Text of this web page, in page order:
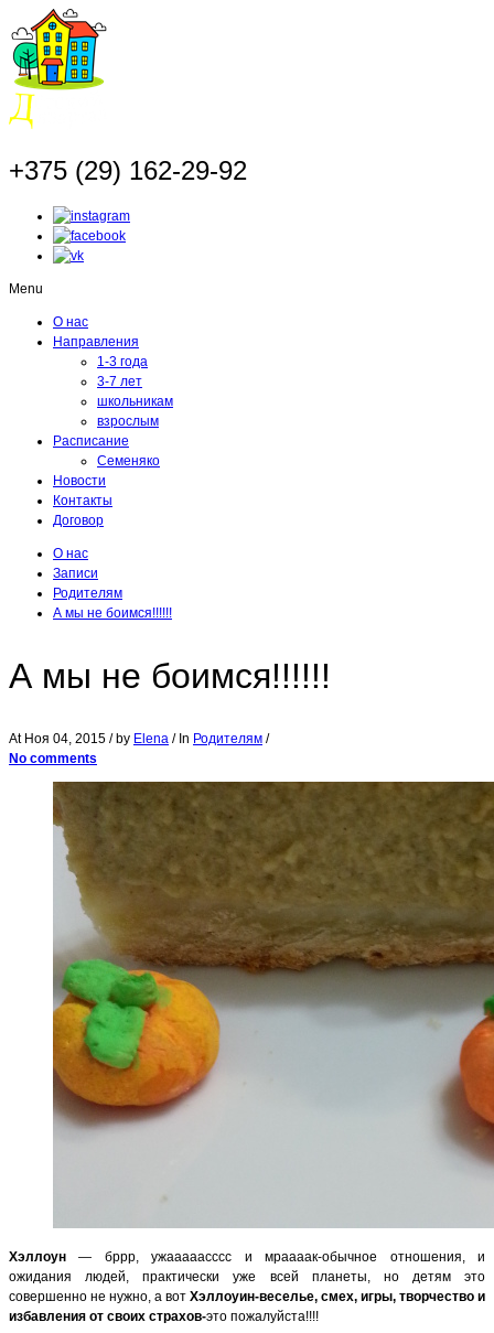
+375 (29) 162-29-92
Menu
О нас
Направления
1-3 года
3-7 лет
школьникам
взрослым
Расписание
Семеняко
Новости
Контакты
Договор
О нас
Записи
Родителям
А мы не боимся!!!!!!
А мы не боимся!!!!!!
At Ноя 04, 2015 / by Elena / In Родителям /
No comments
Хэллоун— бррр, ужааааасссс и мраааак-обычное отношения, и
ожидания людей, практически уже всей планеты, но детям это
совершенно не нужно, а вот Хэллоуин-веселье, смех, игры, творчество и
избавления от своих страхов-это пожалуйста!!!!